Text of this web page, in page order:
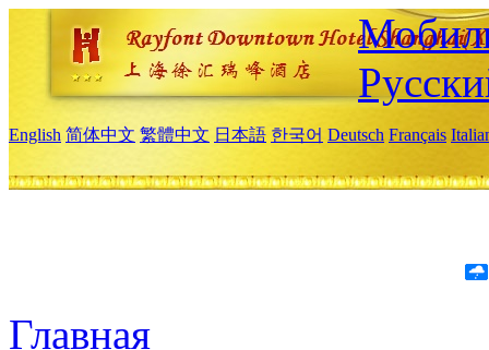
English 简体中文 繁體中文 日本語 한국어 Deutsch Français
Главная